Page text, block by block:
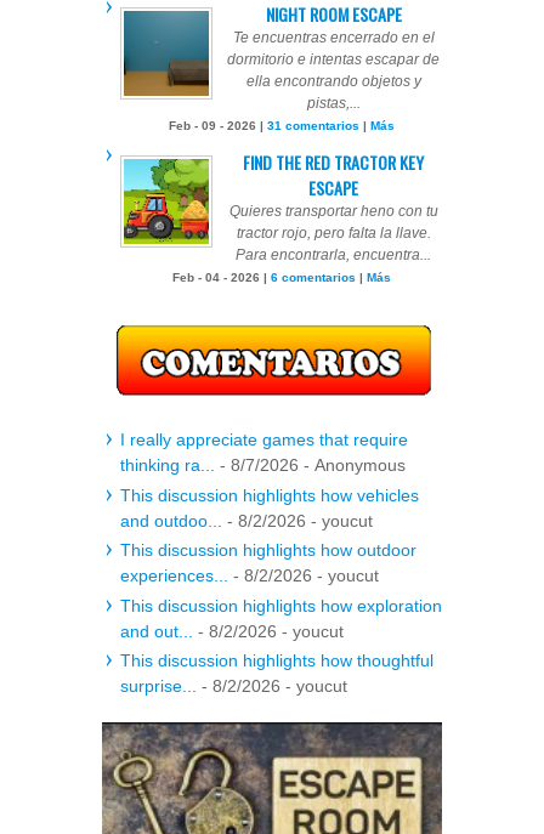
NIGHT ROOM ESCAPE
Te encuentras encerrado en el
dormitorio e intentas escapar de
ella encontrando objetos y
pistas,...
Feb - 09 - 2026 | 31 comentarios | Más
FIND THE RED TRACTOR KEY
ESCAPE
Quieres transportar heno con tu
tractor rojo, pero falta la llave.
Para encontrarla, encuentra...
Feb - 04 - 2026 | 6 comentarios | Más
I really appreciate games that require
thinking ra...
- 8/7/2026 - Anonymous
This discussion highlights how vehicles
and outdoo...
- 8/2/2026 - youcut
This discussion highlights how outdoor
experiences...
- 8/2/2026 - youcut
This discussion highlights how exploration
and out...
- 8/2/2026 - youcut
This discussion highlights how thoughtful
surprise...
- 8/2/2026 - youcut